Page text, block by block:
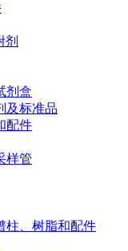
剂
剂盒
及标准品
配件
样管
柱、树脂和配件